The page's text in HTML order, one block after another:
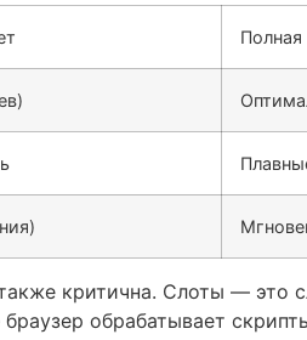
критична. Слоты — это
обрабатывает